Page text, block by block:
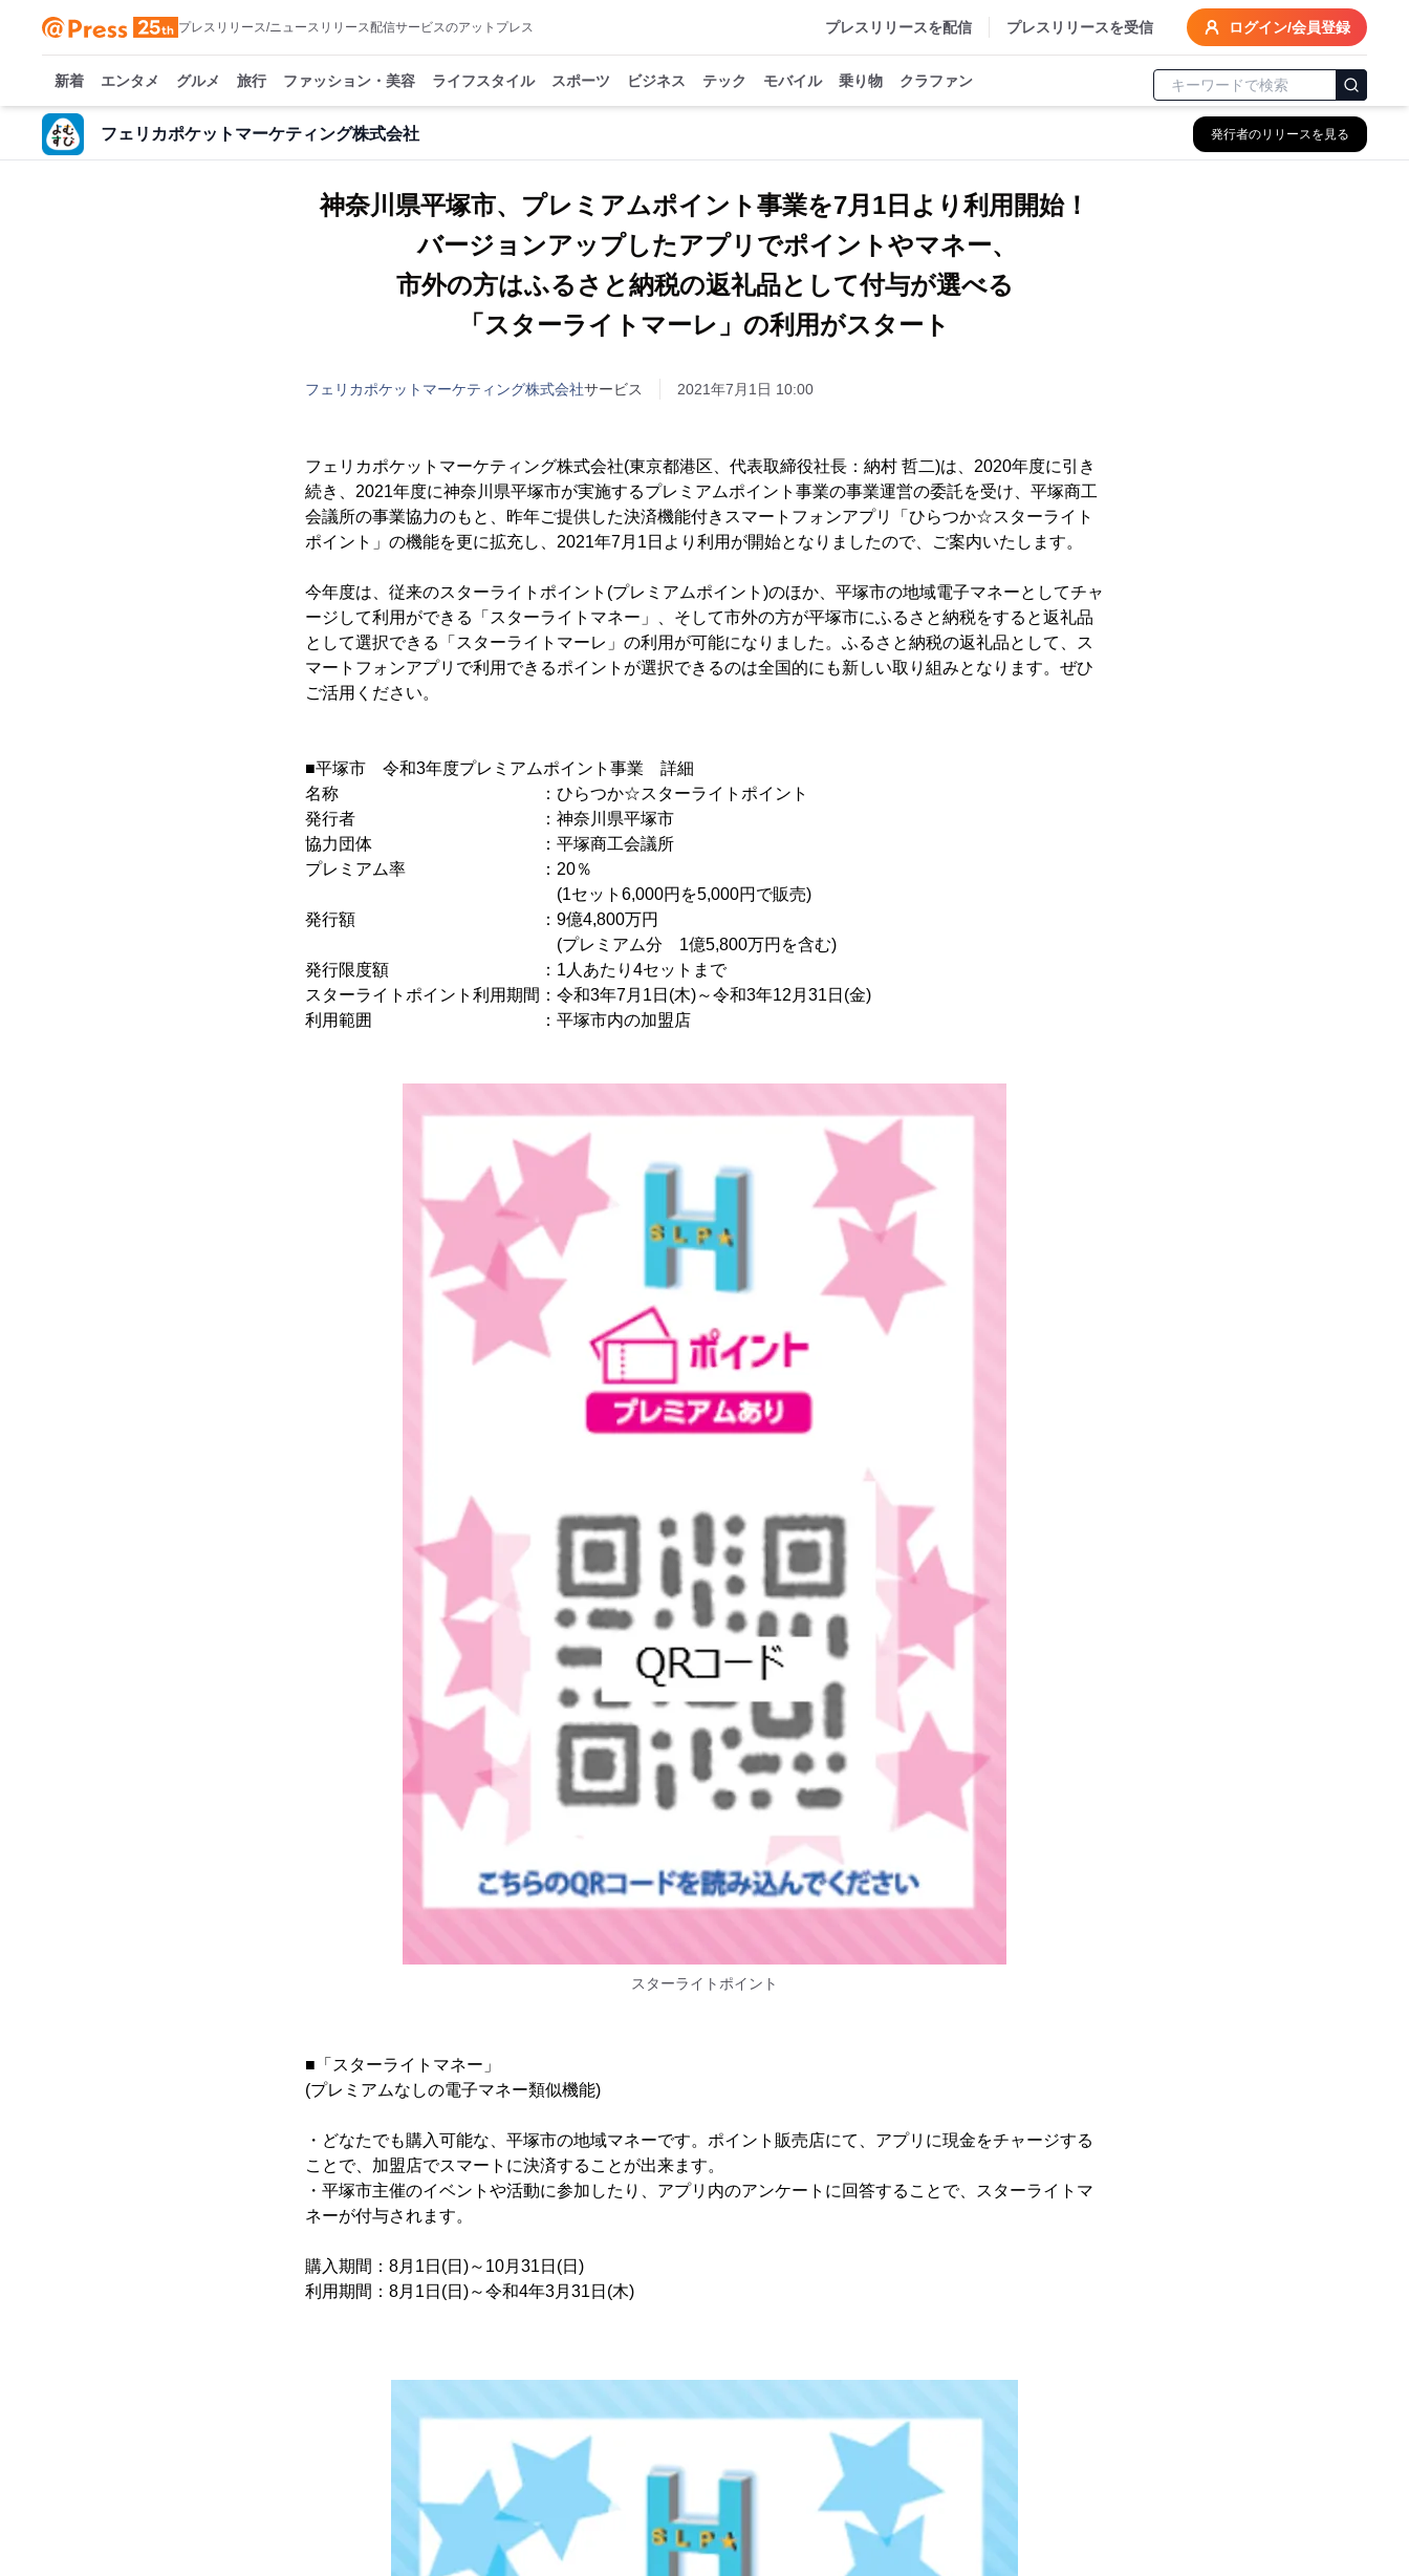
プレスリリース/ニュースリリース配信サービスのアットプレス プレスリリースを配信 プレスリリースを受信 ログイン/会員登録
新着 エンタメ グルメ 旅行 ファッション・美容 ライフスタイル スポーツ ビジネス テック モバイル 乗り物 クラファン
フェリカポケットマーケティング株式会社 発行者のリリースを見る
神奈川県平塚市、プレミアムポイント事業を7月1日より利用開始！
バージョンアップしたアプリでポイントやマネー、
市外の方はふるさと納税の返礼品として付与が選べる
「スターライトマーレ」の利用がスタート
フェリカポケットマーケティング株式会社サービス 2021年7月1日 10:00
フェリカポケットマーケティング株式会社(東京都港区、代表取締役社長：納村 哲二)は、2020年度に引き
続き、2021年度に神奈川県平塚市が実施するプレミアムポイント事業の事業運営の委託を受け、平塚商工
会議所の事業協力のもと、昨年ご提供した決済機能付きスマートフォンアプリ「ひらつか☆スターライト
ポイント」の機能を更に拡充し、2021年7月1日より利用が開始となりましたので、ご案内いたします。
今年度は、従来のスターライトポイント(プレミアムポイント)のほか、平塚市の地域電子マネーとしてチャ
ージして利用ができる「スターライトマネー」、そして市外の方が平塚市にふるさと納税をすると返礼品
として選択できる「スターライトマーレ」の利用が可能になりました。ふるさと納税の返礼品として、ス
マートフォンアプリで利用できるポイントが選択できるのは全国的にも新しい取り組みとなります。ぜひ
ご活用ください。
■平塚市 令和3年度プレミアムポイント事業 詳細
名称 ：ひらつか☆スターライトポイント
発行者 ：神奈川県平塚市
協力団体 ：平塚商工会議所
プレミアム率 ：20％
(1セット6,000円を5,000円で販売)
発行額 ：9億4,800万円
(プレミアム分 1億5,800万円を含む)
発行限度額 ：1人あたり4セットまで
スターライトポイント利用期間：令和3年7月1日(木)～令和3年12月31日(金)
利用範囲 ：平塚市内の加盟店
スターライトポイント
■「スターライトマネー」
(プレミアムなしの電子マネー類似機能)
・どなたでも購入可能な、平塚市の地域マネーです。ポイント販売店にて、アプリに現金をチャージする
ことで、加盟店でスマートに決済することが出来ます。
・平塚市主催のイベントや活動に参加したり、アプリ内のアンケートに回答することで、スターライトマ
ネーが付与されます。
購入期間：8月1日(日)～10月31日(日)
利用期間：8月1日(日)～令和4年3月31日(木)